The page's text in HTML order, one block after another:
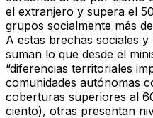
el extranjero y supera el
grupos socialmente más
A estas brechas sociales y
suman lo que desde el
“diferencias territoriales
comunidades autónomas
coberturas superiores al
ciento), otras presentan